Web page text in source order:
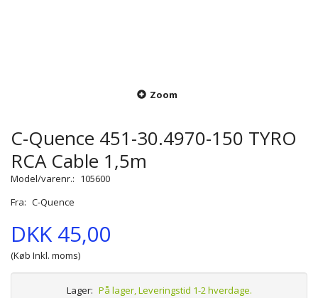
Zoom
C-Quence 451-30.4970-150 TYRO
RCA Cable 1,5m
Model/varenr.: 105600
Fra: C-Quence
DKK 45,00
(Køb Inkl. moms)
Lager: På lager, Leveringstid 1-2 hverdage.